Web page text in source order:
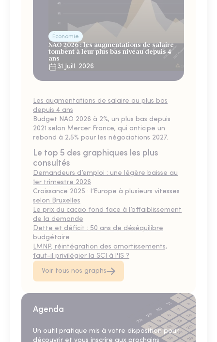
Économie
NAO 2026 : les augmentations de salaire
tombent à leur plus bas niveau depuis 4
ans
31 Juill. 2026
Les augmentations de salaire au plus bas
depuis 4 ans
Budget NAO 2026 à 2%, un plus bas depuis
2021 selon Mercer France, qui anticipe un
rebond à 2,5% pour les négociations 2027.
Le top 5 des graphiques les plus
consultés
Demandeurs d’emploi : une légère baisse au
1er trimestre 2026
Croissance 2025 : l’Europe à plusieurs vitesses
selon Bruxelles
Le prix du cacao fond face à l’affaiblissement
de la demande
Dette et déficit : 50 ans de déséquilibre
budgétaire
LMNP, réintégration des amortissements,
faut-il privilégier la SCI à l'IS ?
Voir tous nos graphs
Agenda
Un outil pratique mis à votre disposition pour
découvrir et vous inscrire aux prochains